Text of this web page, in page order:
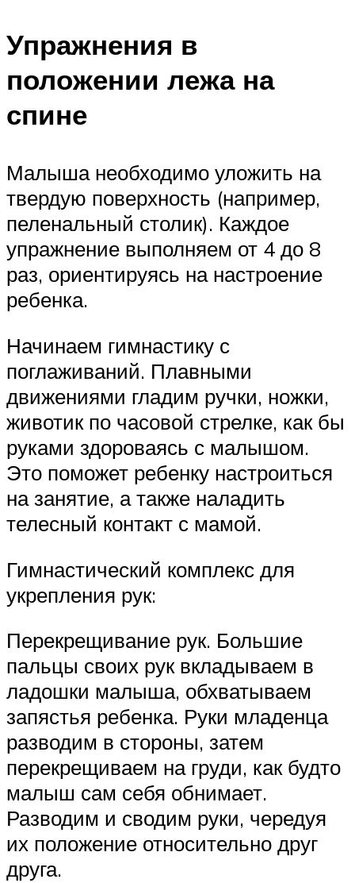
Упражнения в
положении лежа на
спине
Малыша необходимо уложить на
твердую поверхность (например,
пеленальный столик). Каждое
упражнение выполняем от 4 до 8
раз, ориентируясь на настроение
ребенка.
Начинаем гимнастику с
поглаживаний. Плавными
движениями гладим ручки, ножки,
животик по часовой стрелке, как бы
руками здороваясь с малышом.
Это поможет ребенку настроиться
на занятие, а также наладить
телесный контакт с мамой.
Гимнастический комплекс для
укрепления рук:
Перекрещивание рук. Большие
пальцы своих рук вкладываем в
ладошки малыша, обхватываем
запястья ребенка. Руки младенца
разводим в стороны, затем
перекрещиваем на груди, как будто
малыш сам себя обнимает.
Разводим и сводим руки, чередуя
их положение относительно друг
друга.